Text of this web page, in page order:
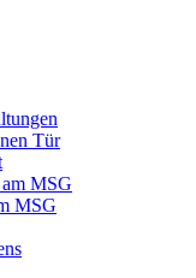
Tür
MSG
MSG